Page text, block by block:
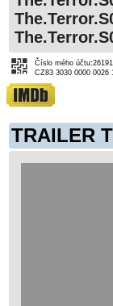
Číslo mého
CZ83 3030 0000 0026
TRAILER